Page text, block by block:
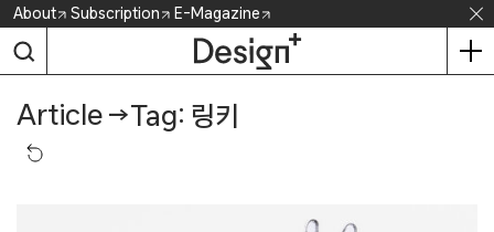
Skip
content
About Subscription E-Magazine
Article →Tag: 링키